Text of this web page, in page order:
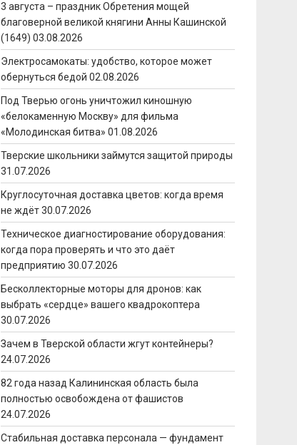
3 августа – праздник Обретения мощей
благоверной великой княгини Анны Кашинской
(1649) 03.08.2026
Электросамокаты: удобство, которое может
обернуться бедой 02.08.2026
Под Тверью огонь уничтожил киношную
«белокаменную Москву» для фильма
«Молодинская битва» 01.08.2026
Тверские школьники займутся защитой природы
31.07.2026
Круглосуточная доставка цветов: когда время
не ждёт 30.07.2026
Техническое диагностирование оборудования:
когда пора проверять и что это даёт
предприятию 30.07.2026
Бесколлекторные моторы для дронов: как
выбрать «сердце» вашего квадрокоптера
30.07.2026
Зачем в Тверской области жгут контейнеры?
24.07.2026
82 года назад Калининская область была
полностью освобождена от фашистов
24.07.2026
Стабильная доставка персонала — фундамент